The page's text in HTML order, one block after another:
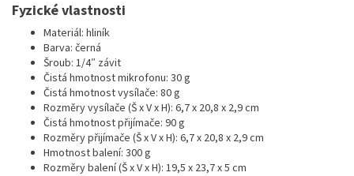
Fyzické vlastnosti
Materiál: hliník
Barva: černá
Šroub: 1/4″ závit
Čistá hmotnost mikrofonu: 30 g
Čistá hmotnost vysílače: 80 g
Rozměry vysílače (Š x V x H): 6,7 x 20,8 x 2,9 cm
Čistá hmotnost přijímače: 90 g
Rozměry přijímače (Š x V x H): 6,7 x 20,8 x 2,9 cm
Hmotnost balení: 300 g
Rozměry balení (Š x V x H): 19,5 x 23,7 x 5 cm